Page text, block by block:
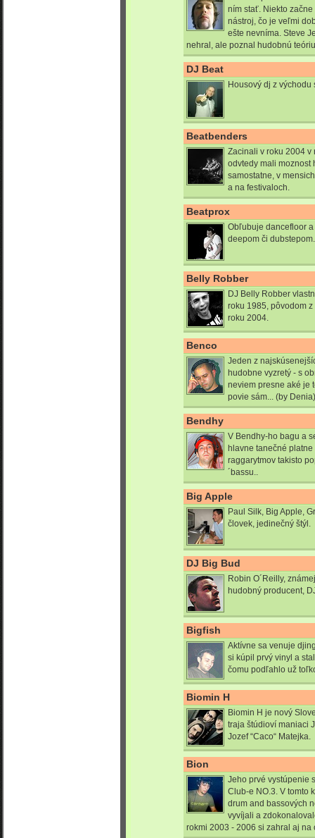
ním stať. Niekto
nástroj, čo je veľmi
ešte nevníma. Steve
nehral, ale poznal hudobnú
DJ Beat
Housový dj z východu
Beatbenders
Zacinali v roku 2004 v
odvtedy mali moznost
samostatne, v
a na festivaloch.
Beatprox
Obľubuje dancefloor
deepom či dubstepom.
Belly Robber
DJ Belly Robber
roku 1985, pôvodom
roku 2004.
Benco
Jeden z
hudobne vyzretý - s
neviem presne aké je
povie sám... (by Denia)
Bendhy
V Bendhy-ho bagu a
hlavne tanečné
raggarytmov takisto
´bassu..
Big Apple
Paul Silk, Big Apple,
človek, jedinečný štýl.
DJ Big Bud
Robin O´Reilly,
hudobný producent,
Bigfish
Aktívne sa venuje
si kúpil prvý vinyl a
čomu podľahlo už
Biomin H
Biomin H je nový
traja štúdioví maniaci
Jozef “Caco“ Matejka.
Bion
Jeho prvé vystúpenie
Club-e NO.3. V tomto
drum and bassových
vyvíjali a
rokmi 2003 - 2006 si zahral aj na